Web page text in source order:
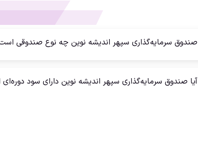
صندوق سرمایه‌گذاری سپهر اندیشه نوین چه نوع صندوقی
آیا صندوق سرمایه‌گذاری سپهر اندیشه نوین دارای سود